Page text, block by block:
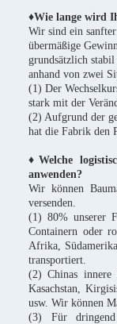
♦Wie lange wird
Wir sind ein
übermäßige
grundsätzlich
anhand von zwei
(1) Der
stark mit der
(2) Aufgrund der
hat die Fabrik den
♦Welche
anwenden?
Wir können
versenden.
(1) 80% unserer
Containern oder
Afrika,
transportiert.
(2) Chinas innere
Kasachstan,
usw. Wir können
(3) Für